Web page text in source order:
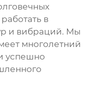
в
и вибраций. Мы
многолетний
успешно